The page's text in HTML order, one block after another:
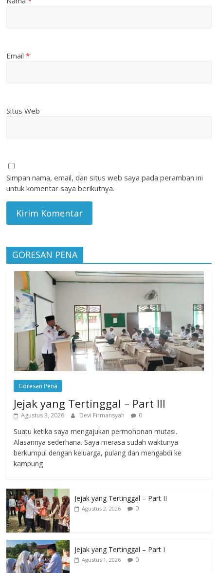
Email*
Situs Web
Simpan nama, email, dan situs web saya pada peramban ini
untuk komentar saya berikutnya.
GORESAN PENA
Goresan Pena
Jejak yang Tertinggal – Part III
Agustus 3, 2026 Devi Firmansyah 0
Suatu ketika saya mengajukan permohonan mutasi.
Alasannya sederhana. Saya merasa sudah waktunya
berkumpul dengan keluarga, pulang dan mengabdi ke
kampung
Jejak yang Tertinggal – Part II
Agustus 2, 2026 0
Jejak yang Tertinggal – Part I
Agustus 1, 2026 0